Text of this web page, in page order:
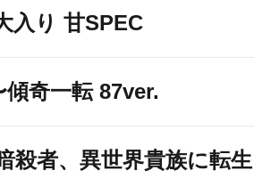
入り 甘SPEC
奇一転 87ver.
殺者、異世界貴族に転生